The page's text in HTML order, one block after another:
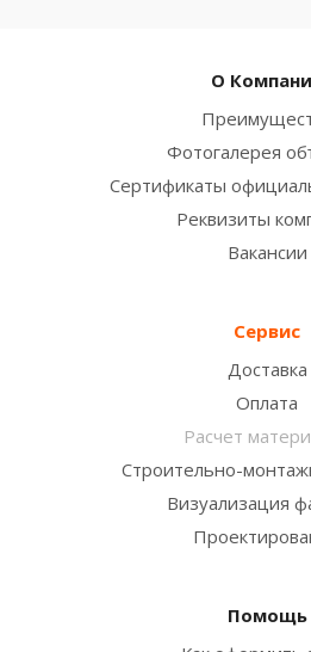
О
Фотогалерея
Сертификаты
Реквизиты
Вакансии
Сервис
Доставка
Оплата
Расчет
Строительно-
Визуализация
Помощь